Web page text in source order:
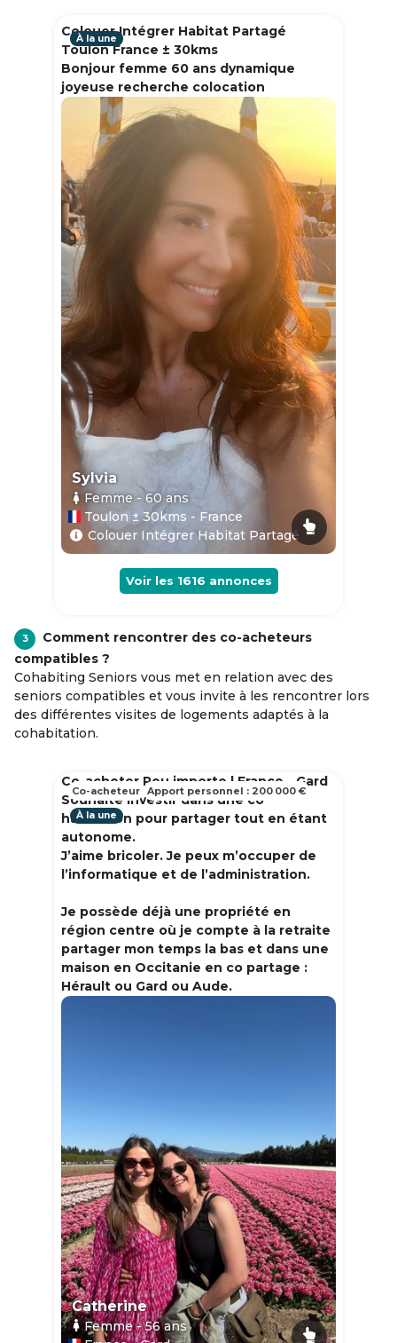
Colouer Intégrer Habitat Partagé
Toulon France ± 30kms
Bonjour femme 60 ans dynamique
joyeuse recherche colocation
À la une
Sylvia
Femme - 60ans
Toulon ± 30kms - France
Colouer Intégrer Habitat Partagé
Voir les 1616 annonces
3
Comment rencontrer des co-acheteurs
compatibles ?
Cohabiting Seniors vous met en relation avec des
seniors compatibles et vous invite à les rencontrer lors
des différentes visites de logements adaptés à la
cohabitation.
Co-acheter Peu importe | France - Gard
Souhaite investir dans une co
habitation pour partager tout en étant
autonome.
J’aime bricoler. Je peux m’occuper de
l’informatique et de l’administration.
Je possède déjà une propriété en
région centre où je compte à la retraite
partager mon temps la bas et dans une
maison en Occitanie en co partage :
Hérault ou Gard ou Aude.
À la une
Catherine
Femme- 56ans
Co-acheteur Apport personnel : 200 000 €